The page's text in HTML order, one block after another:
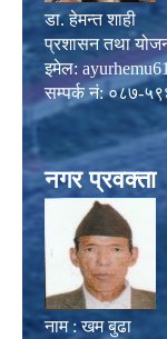
डा. हेमन्त शाही
प्रशासन तथा
इमेल:
सम्पर्क नं: ०८७-
नगर प्रवक्ता
नाम : खम बुढा